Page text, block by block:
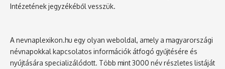
Intézetének jegyzékéből vesszük.
A nevnaplexikon.hu egy olyan weboldal, amely a magyarországi
névnapokkal kapcsolatos információk átfogó gyűjtésére és
nyújtására specializálódott. Több mint 3000 név részletes listáját